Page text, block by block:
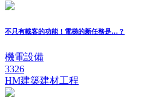
不只有載客的功能！電梯的新任務是…？
機電設備
3326
HM建築建材工程